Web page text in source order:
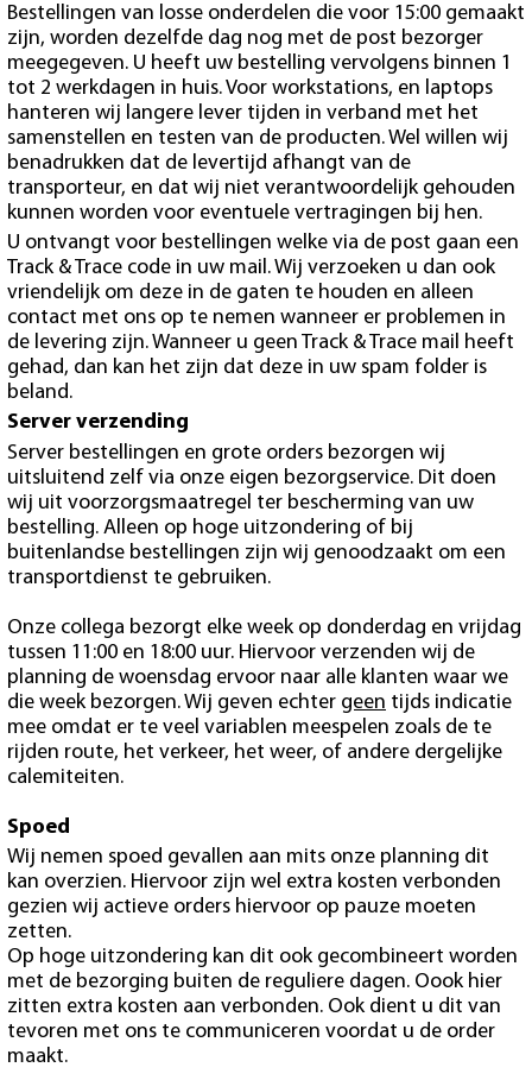
Bestellingen van losse onderdelen die voor 15:00 gemaakt
zijn, worden dezelfde dag nog met de post bezorger
meegegeven. U heeft uw bestelling vervolgens binnen 1
tot 2 werkdagen in huis. Voor workstations, en laptops
hanteren wij langere lever tijden in verband met het
samenstellen en testen van de producten. Wel willen wij
benadrukken dat de levertijd afhangt van de
transporteur, en dat wij niet verantwoordelijk gehouden
kunnen worden voor eventuele vertragingen bij hen.
U ontvangt voor bestellingen welke via de post gaan een
Track & Trace code in uw mail. Wij verzoeken u dan ook
vriendelijk om deze in de gaten te houden en alleen
contact met ons op te nemen wanneer er problemen in
de levering zijn. Wanneer u geen Track & Trace mail heeft
gehad, dan kan het zijn dat deze in uw spam folder is
beland.
Server verzending
Server bestellingen en grote orders bezorgen wij
uitsluitend zelf via onze eigen bezorgservice. Dit doen
wij uit voorzorgsmaatregel ter bescherming van uw
bestelling. Alleen op hoge uitzondering of bij
buitenlandse bestellingen zijn wij genoodzaakt om een
transportdienst te gebruiken.
Onze collega bezorgt elke week op donderdag en vrijdag
tussen 11:00 en 18:00 uur. Hiervoor verzenden wij de
planning de woensdag ervoor naar alle klanten waar we
die week bezorgen. Wij geven echter geen tijds indicatie
mee omdat er te veel variablen meespelen zoals de te
rijden route, het verkeer, het weer, of andere dergelijke
calemiteiten.
Spoed
Wij nemen spoed gevallen aan mits onze planning dit
kan overzien. Hiervoor zijn wel extra kosten verbonden
gezien wij actieve orders hiervoor op pauze moeten
zetten.
Op hoge uitzondering kan dit ook gecombineert worden
met de bezorging buiten de reguliere dagen. Oook hier
zitten extra kosten aan verbonden. Ook dient u dit van
tevoren met ons te communiceren voordat u de order
maakt.